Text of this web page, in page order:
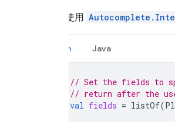
下例會使用
Kotlin Java
// Set the fields to
// return after the
val fields = listOf(